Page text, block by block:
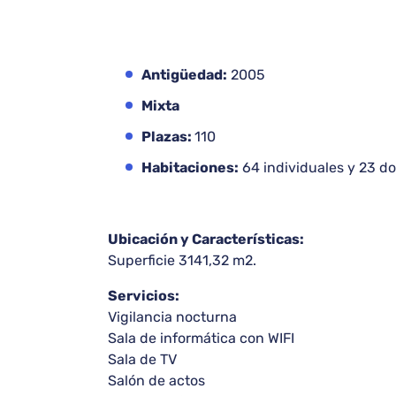
Antigüedad: 2005
Mixta
Plazas: 110
Habitaciones: 64 individuales y 23
Ubicación y Características:
Superficie 3141,32 m2.
Servicios:
Vigilancia nocturna
Sala de informática con WIFI
Sala de TV
Salón de actos